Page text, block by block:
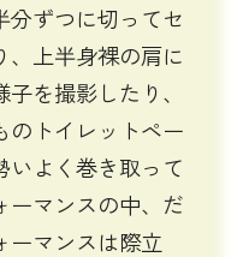
分ずつに切ってセ
、上半身裸の肩に
を撮影したり、
のトイレットペー
いよく巻き取って
ーマンスの中、だ
ーマンスは際立